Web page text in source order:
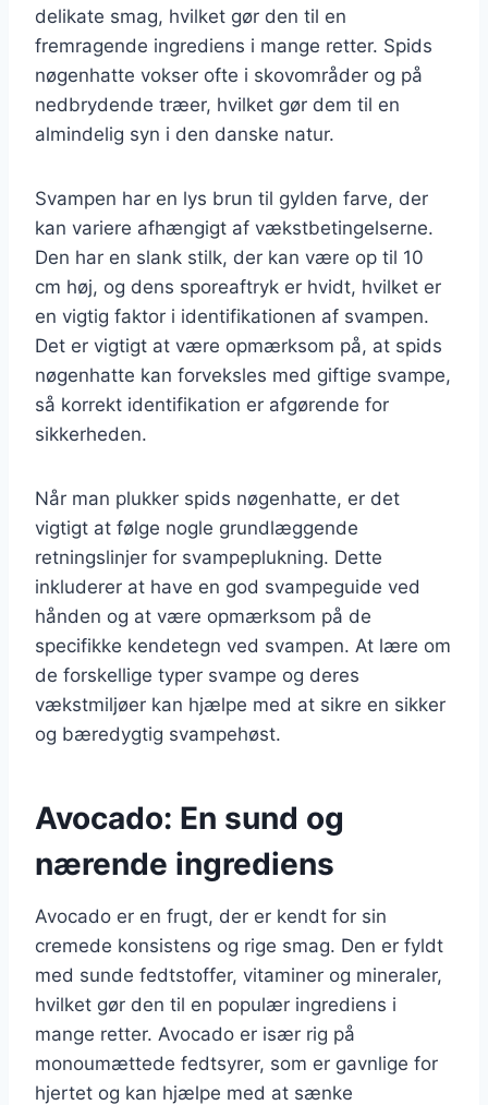
delikate smag, hvilket gør den til en
fremragende ingrediens i mange retter. Spids
nøgenhatte vokser ofte i skovområder og på
nedbrydende træer, hvilket gør dem til en
almindelig syn i den danske natur.
Svampen har en lys brun til gylden farve, der
kan variere afhængigt af vækstbetingelserne.
Den har en slank stilk, der kan være op til 10
cm høj, og dens sporeaftryk er hvidt, hvilket er
en vigtig faktor i identifikationen af svampen.
Det er vigtigt at være opmærksom på, at spids
nøgenhatte kan forveksles med giftige svampe,
så korrekt identifikation er afgørende for
sikkerheden.
Når man plukker spids nøgenhatte, er det
vigtigt at følge nogle grundlæggende
retningslinjer for svampeplukning. Dette
inkluderer at have en god svampeguide ved
hånden og at være opmærksom på de
specifikke kendetegn ved svampen. At lære om
de forskellige typer svampe og deres
vækstmiljøer kan hjælpe med at sikre en sikker
og bæredygtig svampehøst.
Avocado: En sund og
nærende ingrediens
Avocado er en frugt, der er kendt for sin
cremede konsistens og rige smag. Den er fyldt
med sunde fedtstoffer, vitaminer og mineraler,
hvilket gør den til en populær ingrediens i
mange retter. Avocado er især rig på
monoumættede fedtsyrer, som er gavnlige for
hjertet og kan hjælpe med at sænke